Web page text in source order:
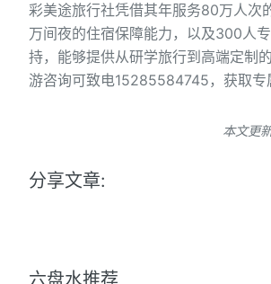
彩美途旅行社凭借其年服务80万人次
万间夜的住宿保障能力，以及300人
持，能够提供从研学旅行到高端定制
游咨询可致电15285584745，获取专
本文更
分享文章:
六盘水推荐